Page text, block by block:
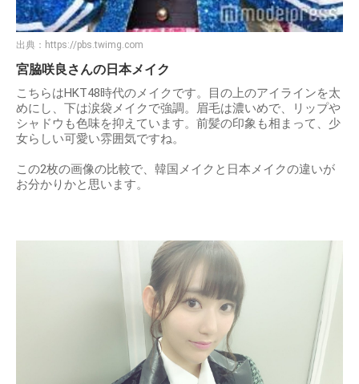
出典： https://pbs.twimg.com
宮脇咲良さんの日本メイク
こちらはHKT48時代のメイクです。目の上のアイラインを太
めにし、下は涙袋メイクで強調。眉毛は濃いめで、リップや
シャドウも色味を抑えています。前髪の印象も相まって、少
女らしい可愛い雰囲気ですね。
この2枚の画像の比較で、韓国メイクと日本メイクの違いが
お分かりかと思います。